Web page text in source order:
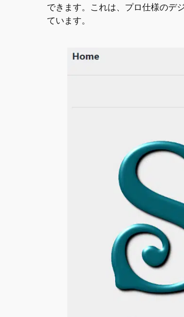
できます。これは、プロ仕様のデ
ています。